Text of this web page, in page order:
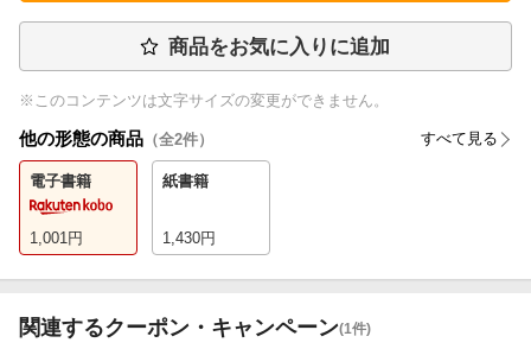
商品をお気に入りに追加
※このコンテンツは文字サイズの変更ができません。
他の形態の商品 （全2件） すべて見る
電子書籍
1,001 円
紙書籍
1,430円
関連するクーポン・キャンペーン(1件)